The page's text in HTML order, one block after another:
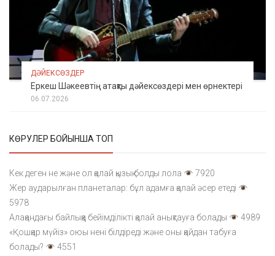
ДӘЙЕКСӨЗДЕР
Еркеш Шәкеевтің атақты дәйексөздері мен өрнектері
06.07.2026
КӨРУЛЕР БОЙЫНША ТОП
Кек деген не және ол қалай қызық болды лола
7920
Жер аударылған планеталар: бұл адамға қалай әсер етеді
5978
Алақандағы байлыққа бейімділікті қалай анықтауға болады
4989
«Қошқар мүйіз» оюы нені білдіреді және оны қайдан табуға
болады?
4551